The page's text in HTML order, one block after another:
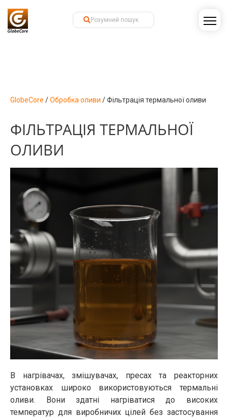
GlobeCore /Обробка оливи /Фільтрація термальної оливи
ФІЛЬТРАЦІЯ ТЕРМАЛЬНОЇ
ОЛИВИ
В нагрівачах, змішувачах, пресах та реакторних
установках широко використовуються термальні
оливи. Вони здатні нагріватися до високих
температур для виробничих цілей без застосування